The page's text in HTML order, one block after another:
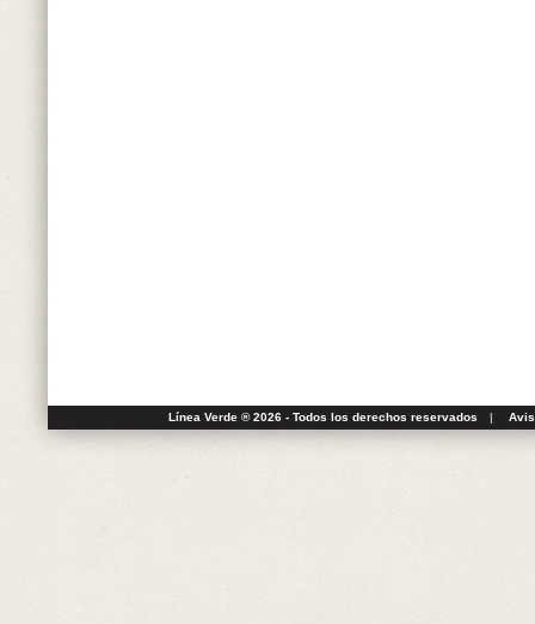
Línea Verde ® 2026 - Todos los derechos reservados |